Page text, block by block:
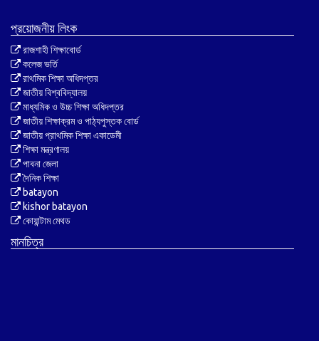
প্রয়োজনীয় লিংক
রাজশাহী শিক্ষাবোর্ড
কলেজ ভর্তি
রাথমিক শিক্ষা অধিদপ্তর
জাতীয় বিশ্ববিদ্যালয়
মাধ্যমিক ও উচ্চ শিক্ষা অধিদপ্তর
জাতীয় শিক্ষাক্রম ও পাঠ্যপুস্তক বোর্ড
জাতীয় প্রাথমিক শিক্ষা একাডেমী
শিক্ষা মন্ত্রণালয়
পাবনা জেলা
দৈনিক শিক্ষা
batayon
kishor batayon
কোয়ান্টাম মেথড
মানচিত্র